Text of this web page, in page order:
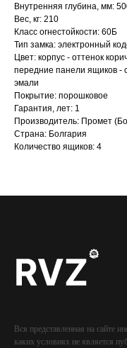
Внутренняя глубина, мм:
Вес, кг: 210
Класс огнестойкости: 60Б
Тип замка: электронный
Цвет: корпус - оттенок
передние панели ящиков -
эмали
Покрытие: порошковое
Гарантия, лет: 1
Производитель: Промет
Страна: Болгария
Количество ящиков: 4
Вся представленная на сайте
каких условиях не является